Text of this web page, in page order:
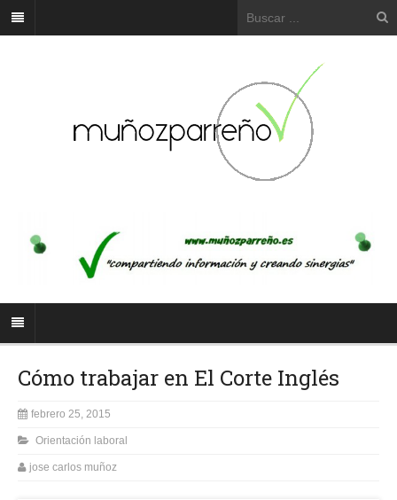
Cómo trabajar en El Corte Inglés
febrero 25, 2015
Orientación laboral
jose carlos muñoz